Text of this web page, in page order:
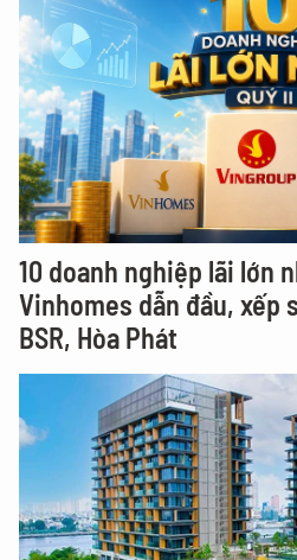
10 doanh nghiệp lãi lớn
Vinhomes dẫn đầu, xếp
BSR, Hòa Phát